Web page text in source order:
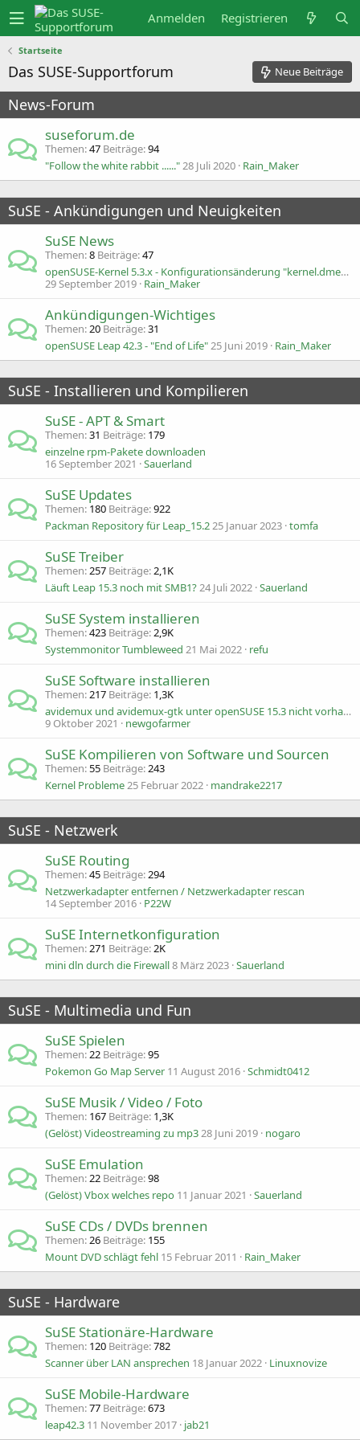
Anmelden Registrieren
Startseite
Das SUSE-Supportforum Neue Beiträge
News-Forum
suseforum.de
Themen 47 Beiträge 94
"Follow the white rabbit ......"28 Juli 2020 Rain_Maker
SuSE - Ankündigungen und Neuigkeiten
SuSE News
Themen 8 Beiträge 47
openSUSE-Kernel 5.3.x - Konfigurationsänderung "kernel.dmesg_restrict"
29 September 2019 Rain_Maker
Ankündigungen-Wichtiges
Themen 20 Beiträge 31
openSUSE Leap 42.3 - "End of Life"25 Juni 2019 Rain_Maker
SuSE - Installieren und Kompilieren
SuSE - APT & Smart
Themen 31 Beiträge 179
einzelne rpm-Pakete downloaden
16 September 2021
Sauerland
SuSE Updates
Themen 180 Beiträge 922
Packman Repository für Leap_15.225 Januar 2023 tomfa
SuSE Treiber
Themen 257 Beiträge 2,1K
Läuft Leap 15.3 noch mit SMB1?24 Juli 2022 Sauerland
SuSE System installieren
Themen 423 Beiträge 2,9K
Systemmonitor Tumbleweed 21 Mai 2022 refu
SuSE Software installieren
Themen 217 Beiträge 1,3K
avidemux und avidemux-gtk unter openSUSE 15.3 nicht vorhanden
9 Oktober 2021
newgofarmer
SuSE Kompilieren von Software und Sourcen
Themen 55 Beiträge 243
Kernel Probleme25 Februar 2022 mandrake2217
SuSE - Netzwerk
SuSE Routing
Themen 45 Beiträge 294
Netzwerkadapter entfernen / Netzwerkadapter rescan
14 September 2016 P22W
SuSE Internetkonfiguration
Themen 271 Beiträge 2K
mini dln durch die Firewall8 März 2023 Sauerland
SuSE - Multimedia und Fun
SuSE Spielen
Themen 22 Beiträge 95
Pokemon Go Map Server 11 August 2016 Schmidt0412
SuSE Musik / Video / Foto
Themen 167 Beiträge 1,3K
(Gelöst) Videostreaming zu mp328 Juni 2019 nogaro
SuSE Emulation
Themen 22 Beiträge 98
(Gelöst) Vbox welches repo 11 Januar 2021 Sauerland
SuSE CDs / DVDs brennen
Themen 26 Beiträge 155
Mount DVD schlägt fehl 15 Februar 2011 Rain_Maker
SuSE - Hardware
SuSE Stationäre-Hardware
Themen 120 Beiträge 782
Scanner über LAN ansprechen 18 Januar 2022 Linuxnovize
SuSE Mobile-Hardware
Themen 77 Beiträge 673
leap42.3 11 November 2017 jab21